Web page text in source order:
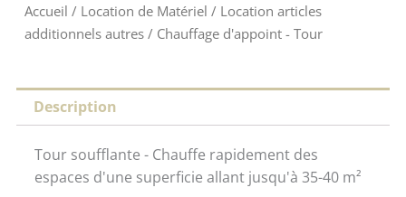
Accueil / Location de Matériel / Location articles
additionnels autres/ Chauffage d'appoint - Tour
Description
Tour soufflante - Chauffe rapidement des
espaces d'une superficie allant jusqu'à 35-40 m²